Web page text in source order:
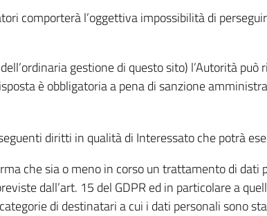
comporterà l’oggettiva impossibilità di
gestione di questo sito) l’Autorità
è obbligatoria a pena di sanzione
diritti in qualità di Interessato che potrà
che sia o meno in corso un trattamento di dati
dall’art. 15 del GDPR ed in particolare a
di destinatari a cui i dati personali sono